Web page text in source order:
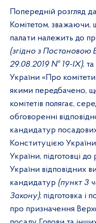
Попередній розгляд
Комітетом, зважаючи,
палати належить до
(згідно з Постановою
29.08.2019 № 19-ІХ),
України «Про
якими передбачено,
комітетів полягає,
обговоренні
кандидатур посадових
Конституцією
України, підготовці
України відповідних
кандидатур (пункт 3
Закону); підготовка і
про призначення